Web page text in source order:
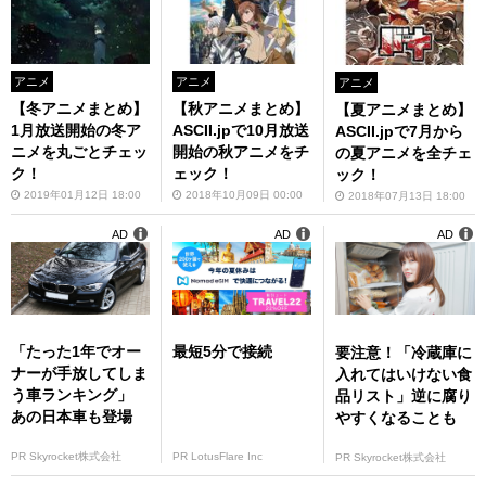
アニメ
【冬アニメまとめ】
1月放送開始の冬ア
ニメを丸ごとチェッ
ク！
2019年01月12日 18:00
アニメ
【秋アニメまとめ】
ASCII.jpで10月放送
開始の秋アニメをチ
ェック！
2018年10月09日 00:00
アニメ
【夏アニメまとめ】
ASCII.jpで7月から
の夏アニメを全チェ
ック！
2018年07月13日 18:00
「たった1年でオー
ナーが手放してしま
う車ランキング」
あの日本車も登場
PR Skyrocket株式会社
AD
最短5分で接続
PR LotusFlare Inc
AD
要注意！「冷蔵庫に
入れてはいけない食
品リスト」逆に腐り
やすくなることも
PR Skyrocket株式会社
AD